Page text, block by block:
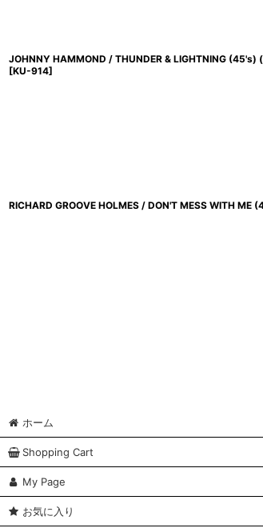
JOHNNY HAMMOND / THUNDER & LIGHTNING (45's)
[KU-914]
RICHARD GROOVE HOLMES / DON'T MESS WITH ME
ホーム
Shopping Cart
My Page
お気に入り